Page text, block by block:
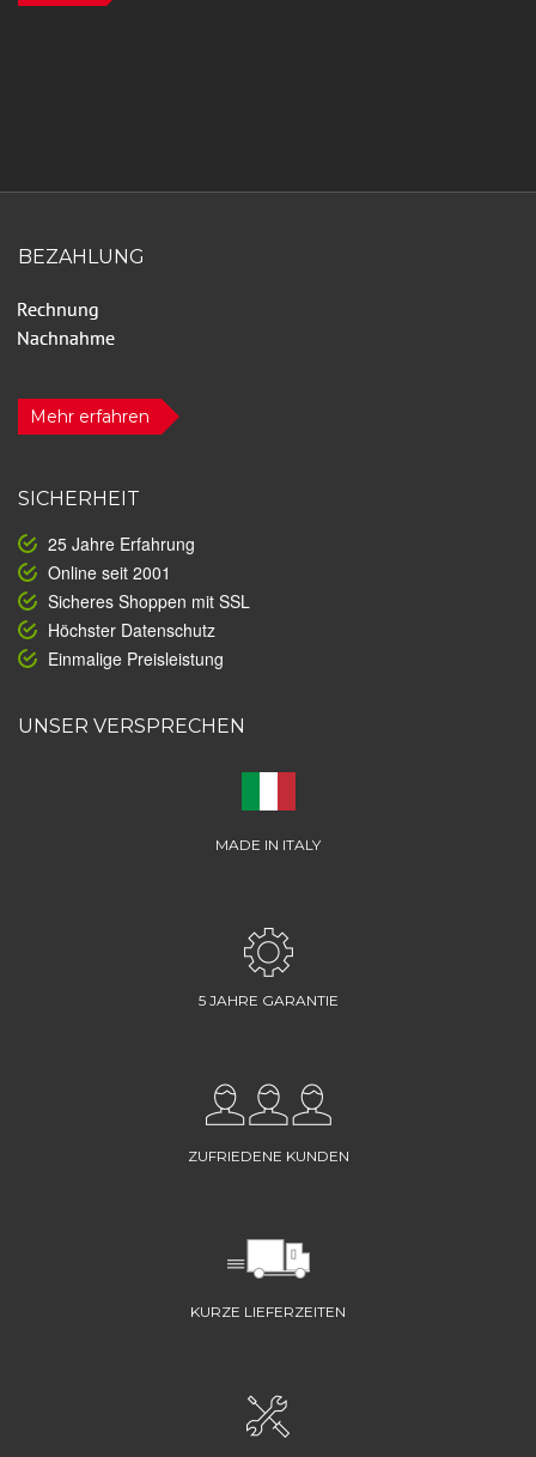
BEZAHLUNG
Mehr erfahren
SICHERHEIT
25 Jahre Erfahrung
Online seit 2001
Sicheres Shoppen mit SSL
Höchster Datenschutz
Einmalige Preisleistung
UNSER VERSPRECHEN
MADE IN ITALY
5 JAHRE GARANTIE
ZUFRIEDENE KUNDEN
KURZE LIEFERZEITEN